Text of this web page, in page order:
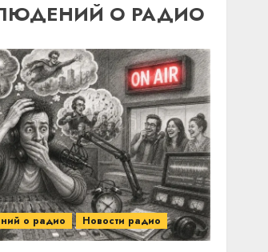
О РАДИО
о радио Новости радио